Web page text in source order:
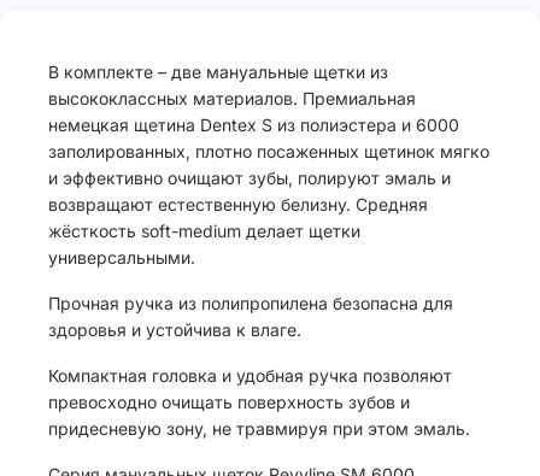
В комплекте – две мануальные щетки из
высококлассных материалов. Премиальная
немецкая щетина Dentex S из полиэстера и 6000
заполированных, плотно посаженных щетинок мягко
и эффективно очищают зубы, полируют эмаль и
возвращают естественную белизну. Средняя
жёсткость soft-medium делает щетки
универсальными.
Прочная ручка из полипропилена безопасна для
здоровья и устойчива к влаге.
Компактная головка и удобная ручка позволяют
превосходно очищать поверхность зубов и
придесневую зону, не травмируя при этом эмаль.